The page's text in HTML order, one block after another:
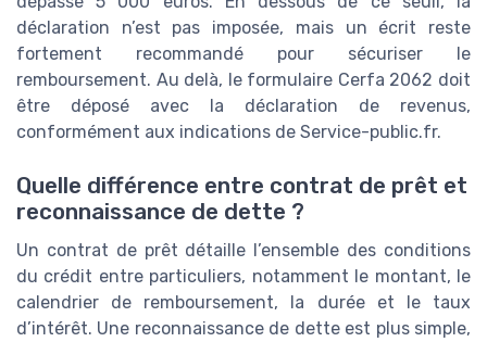
déclaration n’est pas imposée, mais un écrit reste
fortement recommandé pour sécuriser le
remboursement. Au delà, le formulaire Cerfa 2062 doit
être déposé avec la déclaration de revenus,
conformément aux indications de Service-public.fr.
Quelle différence entre contrat de prêt et
reconnaissance de dette ?
Un contrat de prêt détaille l’ensemble des conditions
du crédit entre particuliers, notamment le montant, le
calendrier de remboursement, la durée et le taux
d’intérêt. Une reconnaissance de dette est plus simple,